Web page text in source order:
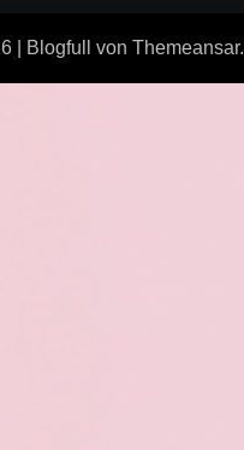
Blogfull von Themeansar.